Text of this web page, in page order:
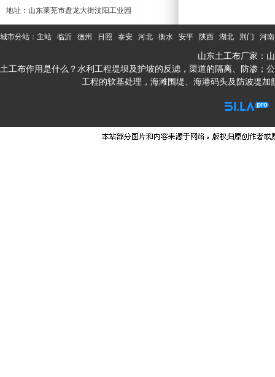
地址：山东莱芜市盘龙大街汶阳工业园
城市分站： 主站 临沂 德州 日照 泰安 河北 衡水 安平 陕西 湖北 荆门 河南
山东土工布厂家：
土工布作用是什么？水利工程堤坝及护坡的反滤，渠道的隔离、防渗；
工程的软基处理，海滩围堤、海港码头及防波堤